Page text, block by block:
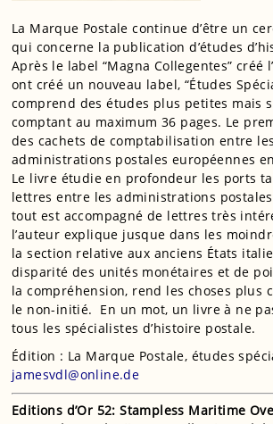
La Marque Postale continue d’être un
qui concerne la publication d’études
Après le label “Magna Collegentes” créé
ont créé un nouveau label, “Études
comprend des études plus petites mais
comptant au maximum 36 pages. Le
des cachets de comptabilisation entre
administrations postales européennes
Le livre étudie en profondeur les ports
lettres entre les administrations postales
tout est accompagné de lettres très
l’auteur explique jusque dans les
la section relative aux anciens États
disparité des unités monétaires et de
la compréhension, rend les choses plus
le non-initié. En un mot, un livre à ne
tous les spécialistes d’histoire postale.
Édition : La Marque Postale, études
jamesvdl@online.de
Editions d’Or 52: Stampless Maritime